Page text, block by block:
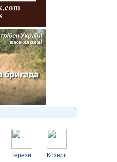
Терези Козеріг